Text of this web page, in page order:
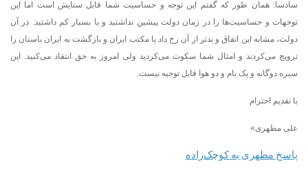
سادسا: همان طور که گفتم این توجه و حساسیت شما قابل ستایش است اما این
توجهات و حساسیت‌ها را در زمان دولت پیشین نداشتید و یا بسیار کم داشتید. در آن
دولت، مشابه این اتفاق و بدتر از آن رخ داد یا مکتب ایران و بازگشت به ایران باستان را
ترویج می‌کردند و امثال شما سکوت می‌کردید ولی امروز به حق انتقاد می‌کنید. این
سیره دوگانه و یک بام و دو هوا قابل توجیه نیست.
با تقدیم احترام
علی مطهری»
پاسخ مطهری به کوچک‌زاده